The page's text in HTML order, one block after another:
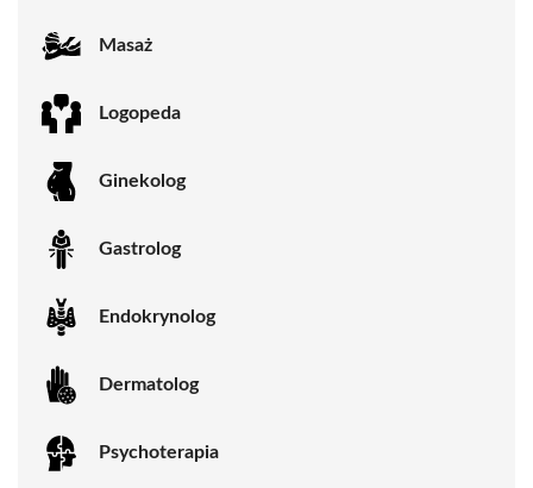
Masaż
Logopeda
Ginekolog
Gastrolog
Endokrynolog
Dermatolog
Psychoterapia